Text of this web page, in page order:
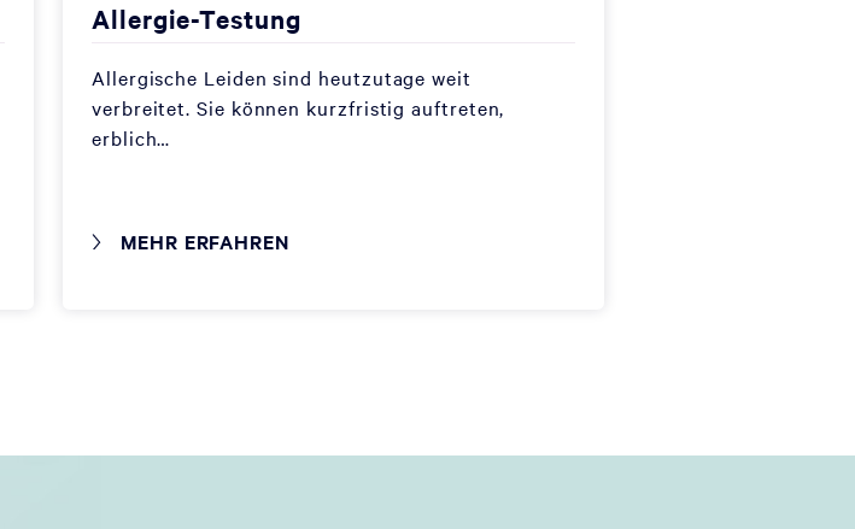
Allergie-Testung
Allergische Leiden sind heutzutage weit
verbreitet. Sie können kurzfristig auftreten,
erblich…
MEHR ERFAHREN